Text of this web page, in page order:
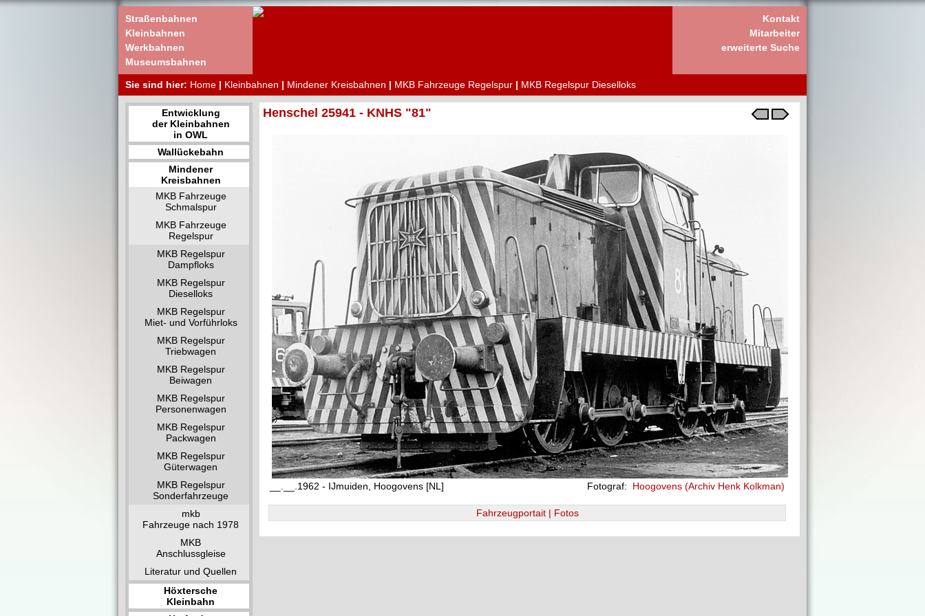
Straßenbahnen
Kleinbahnen
Werkbahnen
Museumsbahnen
Kontakt
Mitarbeiter
erweiterte Suche
Sie sind hier: Home | Kleinbahnen | Mindener Kreisbahnen | MKB Fahrzeuge Regelspur | MKB Regelspur Dieselloks
Entwicklung
der Kleinbahnen
in OWL
Wallückebahn
Mindener
Kreisbahnen
MKB Fahrzeuge
Schmalspur
MKB Fahrzeuge
Regelspur
MKB Regelspur
Dampfloks
MKB Regelspur
Dieselloks
MKB Regelspur
Miet- und Vorführloks
MKB Regelspur
Triebwagen
MKB Regelspur
Beiwagen
MKB Regelspur
Personenwagen
MKB Regelspur
Packwagen
MKB Regelspur
Güterwagen
MKB Regelspur
Sonderfahrzeuge
mkb
Fahrzeuge nach 1978
MKB
Anschlussgleise
Literatur und Quellen
Höxtersche
Kleinbahn
Henschel 25941 - KNHS "81"
__.__.1962 - IJmuiden, Hoogovens [NL] Fotograf: Hoogovens (Archiv Henk Kolkman)
Fahrzeugportait | Fotos